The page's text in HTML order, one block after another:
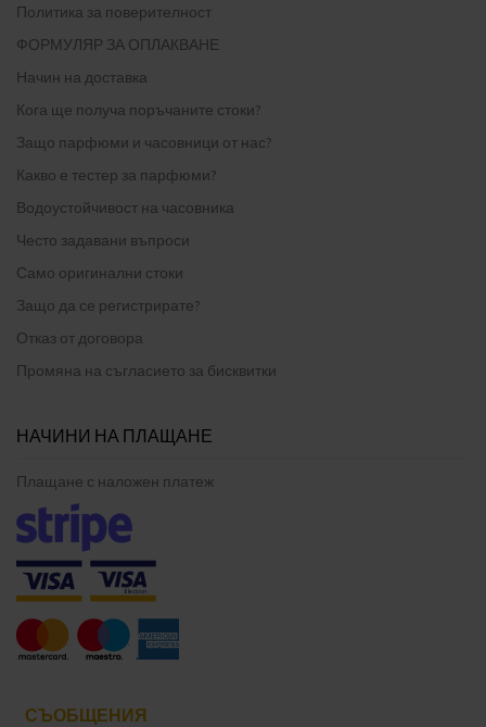
Политика за поверителност
ФОРМУЛЯР ЗА ОПЛАКВАНЕ
Начин на доставка
Кога ще получа поръчаните стоки?
Защо парфюми и часовници от нас?
Какво е тестер за парфюми?
Водоустойчивост на часовника
Често задавани въпроси
Само оригинални стоки
Защо да се регистрирате?
Отказ от договора
Промяна на съгласието за бисквитки
НАЧИНИ НА ПЛАЩАНЕ
Плащане с наложен платеж
СЪОБЩЕНИЯ